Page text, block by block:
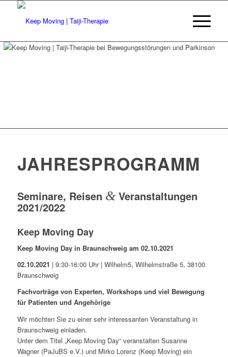
JAHRESPROGRAMM
Seminare, Reisen &Veranstaltungen
2021/2022
Keep Moving Day
Keep Moving Day in Braunschweig am 02.10.2021
02.10.2021 | 9:30-16:00 Uhr | Wilhelm5, Wilhelmstraße 5, 38100
Braunschweig
Fachvorträge von Experten, Workshops und viel Bewegung
für Patienten und Angehörige
Wir möchten Sie zu einer sehr interessanten Veranstaltung in
Braunschweig einladen.
Unter dem Titel „Keep Moving Day“ veranstalten Susanne
Wagner (PaJuBS e.V.) und Mirko Lorenz (Keep Moving) ein